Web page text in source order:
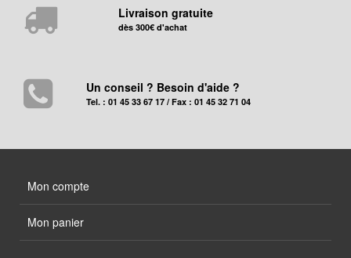
Livraison gratuite
dès 300€ d'achat
Un conseil ? Besoin d'aide ?
Tel. : 01 45 33 67 17 / Fax : 01 45 32 71 04
Mon compte
Mon panier